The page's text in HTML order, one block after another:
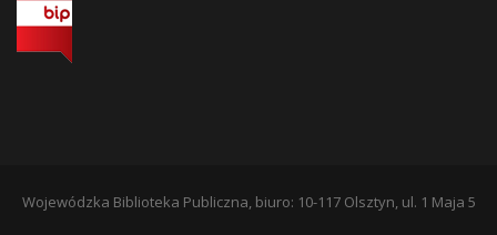
Wojewódzka Biblioteka Publiczna, biuro: 10-117 Olsztyn, ul. 1 Maja 5